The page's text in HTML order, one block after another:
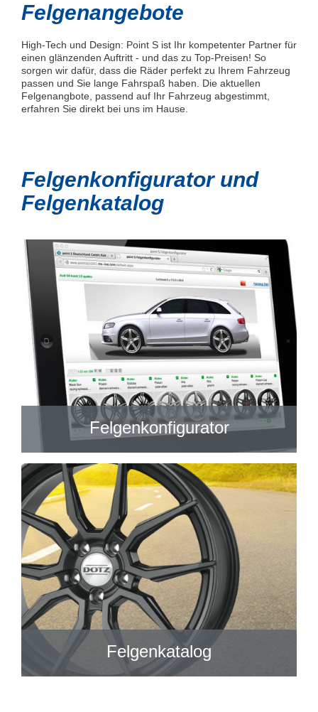
Felgenangebote
High-Tech und Design: Point S ist Ihr kompetenter Partner für
einen glänzenden Auftritt - und das zu Top-Preisen! So
sorgen wir dafür, dass die Räder perfekt zu Ihrem Fahrzeug
passen und Sie lange Fahrspaß haben. Die aktuellen
Felgenangbote, passend auf Ihr Fahrzeug abgestimmt,
erfahren Sie direkt bei uns im Hause.
Felgenkonfigurator und
Felgenkatalog
Felgenkonfigurator
Felgenkatalog